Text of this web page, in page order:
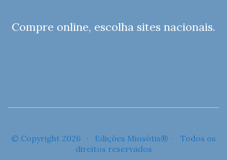
Compre online, escolha sites nacionais.
© Copyright 2026 · Edições Miosótis® · Todos os
direitos reservados